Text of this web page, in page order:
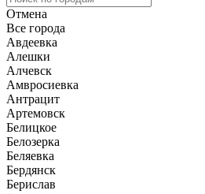
Отмена
Все города
Авдеевка
Алешки
Алчевск
Амвросиевка
Антрацит
Артемовск
Белицкое
Белозерка
Беляевка
Бердянск
Берислав